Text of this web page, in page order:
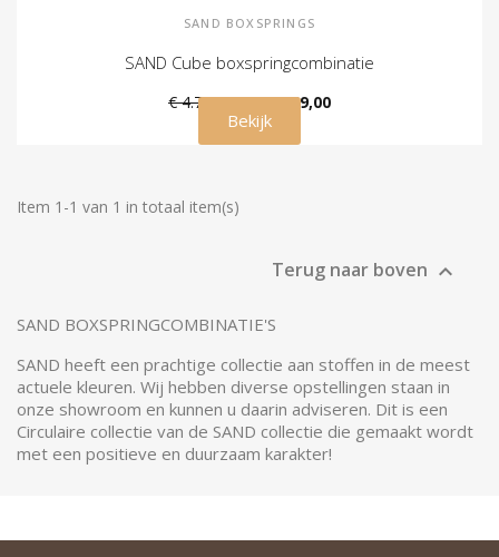
SAND BOXSPRINGS
SAND Cube boxspringcombinatie
€ 4.799,00 € 4.499,00
Bekijk
Item 1-1 van 1 in totaal item(s)
Terug naar boven 
SAND BOXSPRINGCOMBINATIE'S
SAND heeft een prachtige collectie aan stoffen in de meest
actuele kleuren. Wij hebben diverse opstellingen staan in
onze showroom en kunnen u daarin adviseren. Dit is een
Circulaire collectie van de SAND collectie die gemaakt wordt
met een positieve en duurzaam karakter!